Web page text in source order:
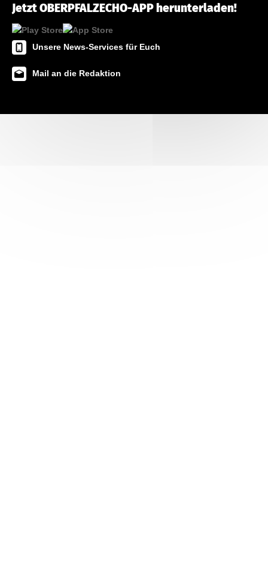
Jetzt OBERPFALZECHO-APP herunterladen!
Unsere News-Services für Euch
Mail an die Redaktion